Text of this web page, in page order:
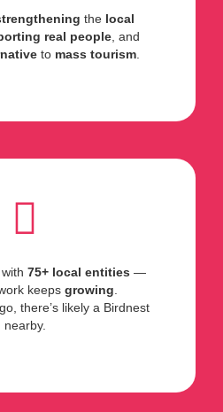
the local
real people, and
to mass tourism.
75+ local entities —
keeps growing.
there’s likely a Birdnest
nearby.